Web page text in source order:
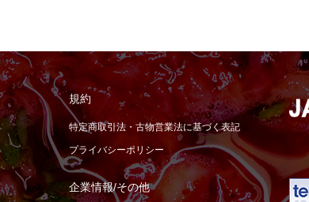
規約
特定商取引法・古物営業法に基づく表記
プライバシーポリシー
企業情報/その他